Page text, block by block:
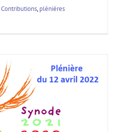
Contributions,plénières